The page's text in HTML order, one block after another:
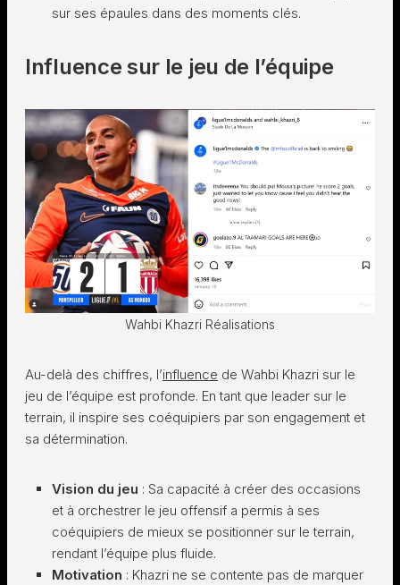
sur ses épaules dans des moments clés.
Influence sur le jeu de l’équipe
Wahbi Khazri Réalisations
Au-delà des chiffres, l’influence de Wahbi Khazri sur le
jeu de l’équipe est profonde. En tant que leader sur le
terrain, il inspire ses coéquipiers par son engagement et
sa détermination.
Vision du jeu : Sa capacité à créer des occasions
et à orchestrer le jeu offensif a permis à ses
coéquipiers de mieux se positionner sur le terrain,
rendant l’équipe plus fluide.
Motivation : Khazri ne se contente pas de marquer